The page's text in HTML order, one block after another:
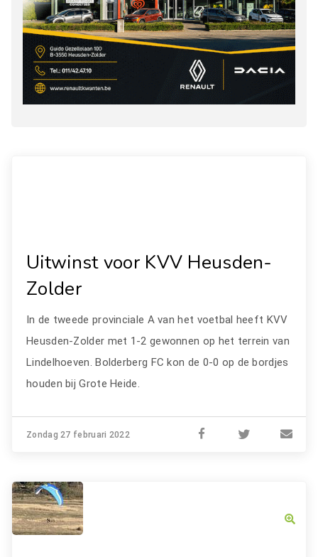
Uitwinst voor KVV Heusden-
Zolder
In de tweede provinciale A van het voetbal heeft KVV
Heusden-Zolder met 1-2 gewonnen op het terrein van
Lindelhoeven. Bolderberg FC kon de 0-0 op de bordjes
houden bij Grote Heide.
Zondag 27 februari 2022